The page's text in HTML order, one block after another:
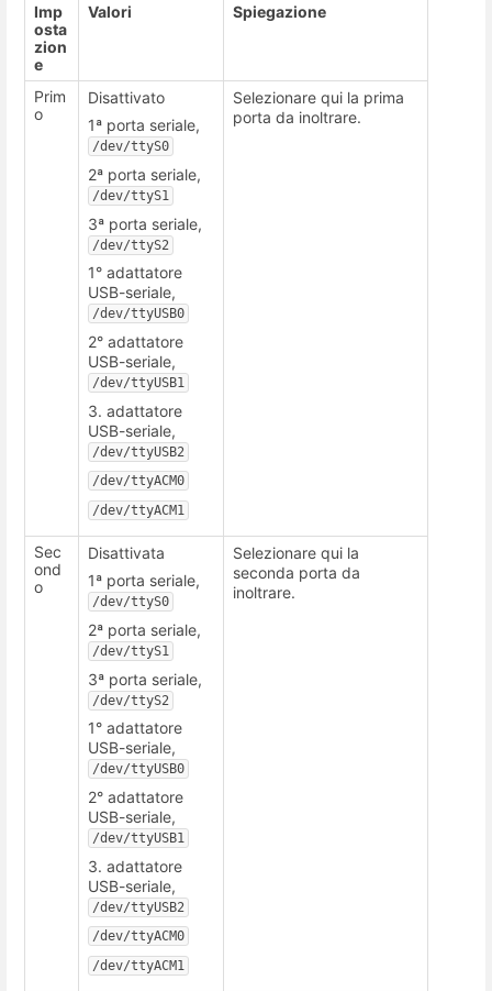
Imp
osta
zion
e
Valori Spiegazione
Prim
o
Disattivato
1ª porta seriale,
/dev/ttyS0
2ª porta seriale,
/dev/ttyS1
3ª porta seriale,
/dev/ttyS2
1° adattatore
USB-seriale,
/dev/ttyUSB0
2° adattatore
USB-seriale,
/dev/ttyUSB1
3. adattatore
USB-seriale,
/dev/ttyUSB2
/dev/ttyACM0
/dev/ttyACM1
Selezionare qui la prima
porta da inoltrare.
Sec
ond
o
Disattivata
1ª porta seriale,
/dev/ttyS0
2ª porta seriale,
/dev/ttyS1
3ª porta seriale,
/dev/ttyS2
1° adattatore
USB-seriale,
/dev/ttyUSB0
2° adattatore
USB-seriale,
/dev/ttyUSB1
3. adattatore
USB-seriale,
/dev/ttyUSB2
/dev/ttyACM0
/dev/ttyACM1
Selezionare qui la
seconda porta da
inoltrare.